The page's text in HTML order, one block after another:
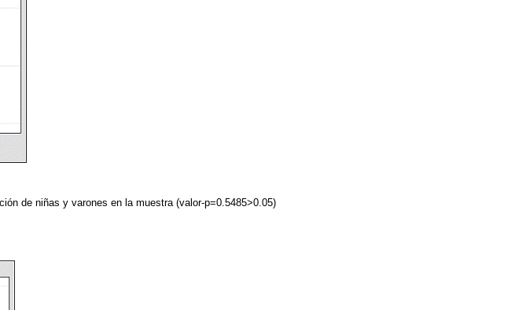
de niñas y varones en la muestra (valor-p=0.5485>0.05)